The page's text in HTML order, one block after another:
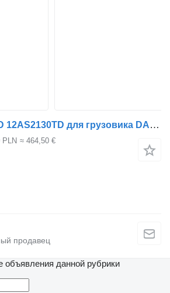
КПП 12 AS 2130 TD 12AS2130TD для грузовика DAF 106
PLN ≈ 464,50 €
данной рубрики